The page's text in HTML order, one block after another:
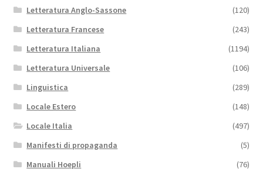
Letteratura Anglo-Sassone
(120)
Letteratura Francese
(243)
Letteratura Italiana
(1194)
Letteratura Universale
(106)
Linguistica
(289)
Locale Estero
(148)
Locale Italia
(497)
Manifesti di propaganda
(5)
Manuali Hoepli
(76)